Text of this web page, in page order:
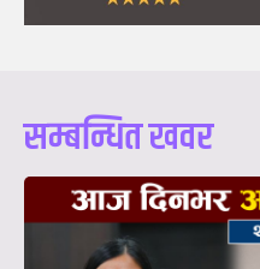
सम्बन्धित खवर